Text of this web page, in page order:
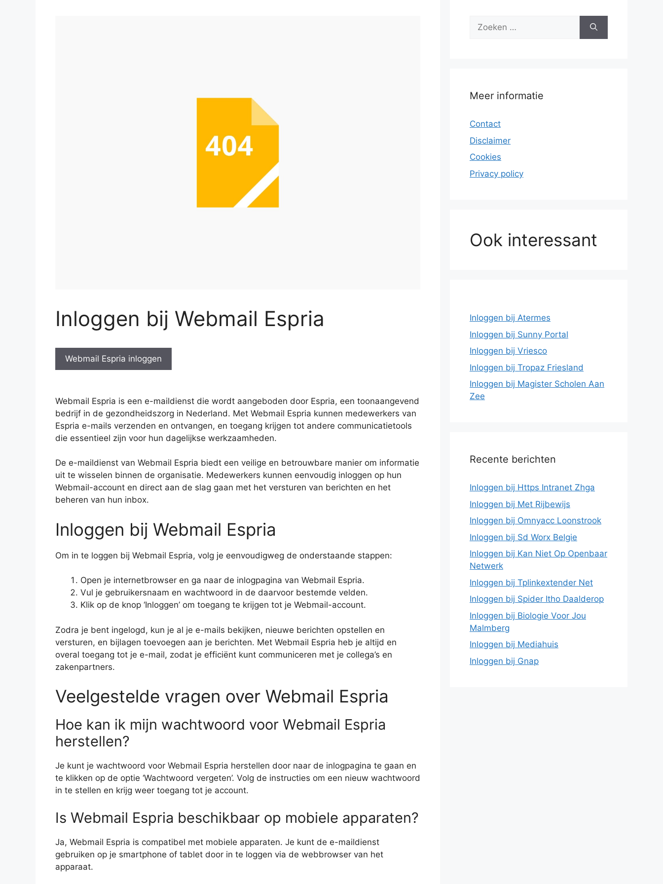
Inloggen bij Webmail Espria
Webmail Espria inloggen
Webmail Espria is een e-maildienst die wordt aangeboden door Espria, een toonaangevend
bedrijf in de gezondheidszorg in Nederland. Met Webmail Espria kunnen medewerkers van
Espria e-mails verzenden en ontvangen, en toegang krijgen tot andere communicatietools
die essentieel zijn voor hun dagelijkse werkzaamheden.
De e-maildienst van Webmail Espria biedt een veilige en betrouwbare manier om informatie
uit te wisselen binnen de organisatie. Medewerkers kunnen eenvoudig inloggen op hun
Webmail-account en direct aan de slag gaan met het versturen van berichten en het
beheren van hun inbox.
Inloggen bij Webmail Espria
Om in te loggen bij Webmail Espria, volg je eenvoudigweg de onderstaande stappen:
Open je internetbrowser en ga naar de inlogpagina van Webmail Espria.
Vul je gebruikersnaam en wachtwoord in de daarvoor bestemde velden.
Klik op de knop ‘Inloggen’ om toegang te krijgen tot je Webmail-account.
Zodra je bent ingelogd, kun je al je e-mails bekijken, nieuwe berichten opstellen en
versturen, en bijlagen toevoegen aan je berichten. Met Webmail Espria heb je altijd en
overal toegang tot je e-mail, zodat je efficiënt kunt communiceren met je collega’s en
zakenpartners.
Veelgestelde vragen over Webmail Espria
Hoe kan ik mijn wachtwoord voor Webmail Espria
herstellen?
Je kunt je wachtwoord voor Webmail Espria herstellen door naar de inlogpagina te gaan en
te klikken op de optie ‘Wachtwoord vergeten’. Volg de instructies om een nieuw wachtwoord
in te stellen en krijg weer toegang tot je account.
Is Webmail Espria beschikbaar op mobiele apparaten?
Ja, Webmail Espria is compatibel met mobiele apparaten. Je kunt de e-maildienst
gebruiken op je smartphone of tablet door in te loggen via de webbrowser van het
apparaat.
Zoek
Meer informatie
Contact
Disclaimer
Cookies
Privacy policy
Ook interessant
Inloggen bij Atermes
Inloggen bij Sunny Portal
Inloggen bij Vriesco
Inloggen bij Tropaz Friesland
Inloggen bij Magister Scholen Aan
Zee
Recente berichten
Inloggen bij Https Intranet Zhga
Inloggen bij Met Rijbewijs
Inloggen bij Omnyacc Loonstrook
Inloggen bij Sd Worx Belgie
Inloggen bij Kan Niet Op Openbaar
Netwerk
Inloggen bij Tplinkextender Net
Inloggen bij Spider Itho Daalderop
Inloggen bij Biologie Voor Jou
Malmberg
Inloggen bij Mediahuis
Inloggen bij Gnap